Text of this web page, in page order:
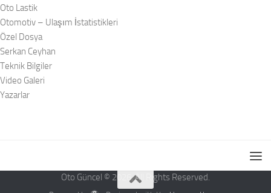
Oto Lastik
Otomotiv – Ulaşım İstatistikleri
Özel Dosya
Serkan Ceyhan
Teknik Bilgiler
Video Galeri
Yazarlar
Oto Güncel © 2026. All Rights Reserved.